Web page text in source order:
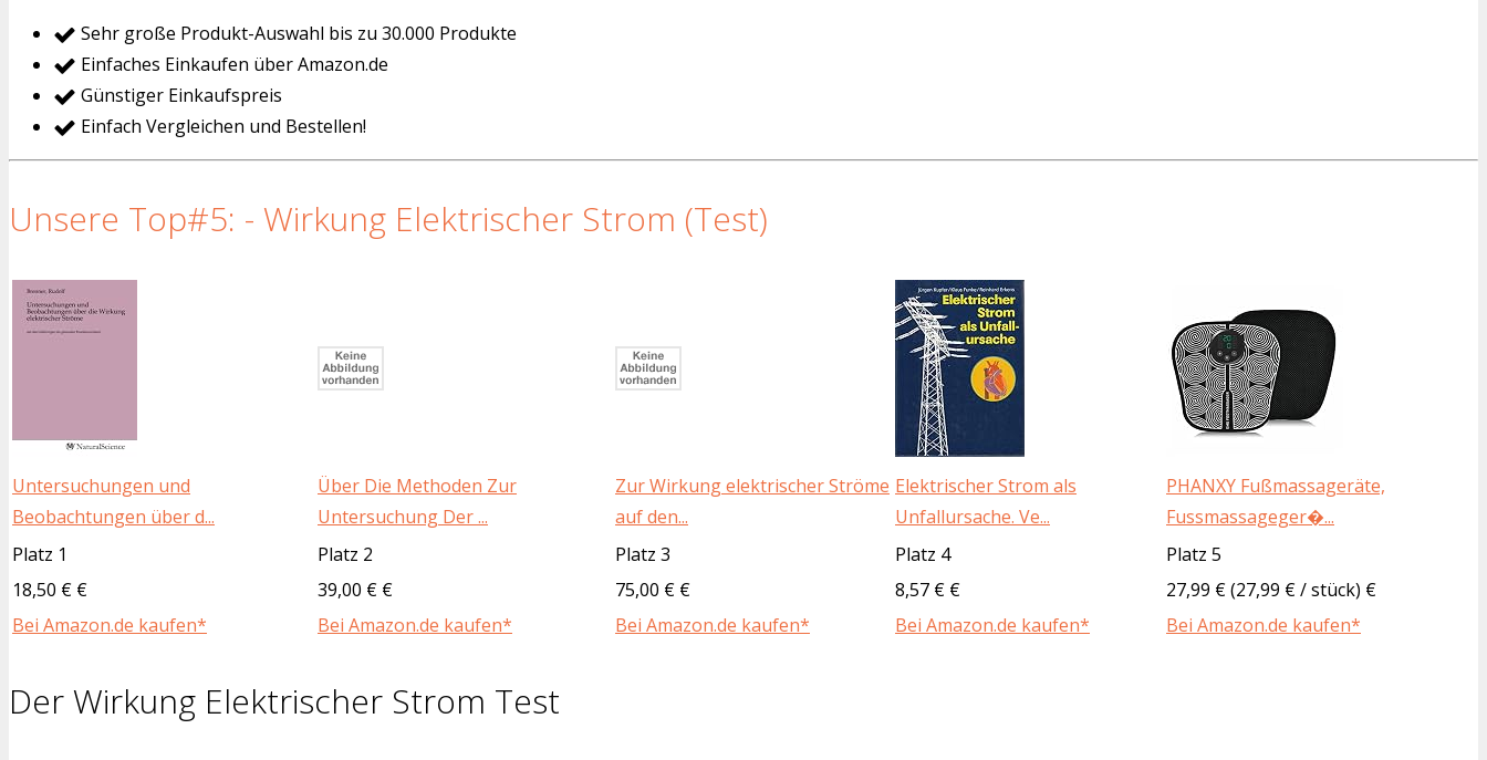
Sehr große Produkt-Auswahl bis zu 30.000 Produkte
Einfaches Einkaufen über Amazon.de
Günstiger Einkaufspreis
Einfach Vergleichen und Bestellen!
Unsere Top#5: - Wirkung Elektrischer Strom (Test)
Untersuchungen und
Beobachtungen über d...
Über Die Methoden Zur
Untersuchung Der ...
Zur Wirkung elektrischer Ströme
auf den...
Elektrischer Strom als
Unfallursache. Ve...
PHANXY Fußmassageräte,
Fussmassageger�...
Platz 1
Platz 2 Platz 3 Platz 4
Platz 5
18,50 € €
39,00 € € 75,00 € € 8,57 € €
27,99 € (27,99 € / stück) €
Bei Amazon.de kaufen*
Bei Amazon.de kaufen* Bei Amazon.de kaufen* Bei Amazon.de kaufen* Bei Amazon.de kaufen*
Der Wirkung Elektrischer Strom Test